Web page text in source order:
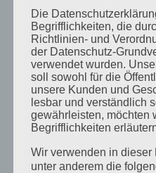
Juni 2011
Mai 2011
April 2011
März 2011
Februar 2011
Januar 2011
Dezember 2010
Die
Begrifflichkeiten, die
Richtlinien- und
der Datenschutz-
verwendet wurden.
soll sowohl für die
unsere Kunden und
lesbar und verständlich
gewährleisten, möchten
Begrifflichkeiten
Wir verwenden in dieser
unter anderem die